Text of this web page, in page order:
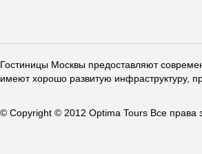
Гостиницы Москвы предоставляют
имеют хорошо развитую инфраструктуру,
© Copyright © 2012 Optima Tours Все